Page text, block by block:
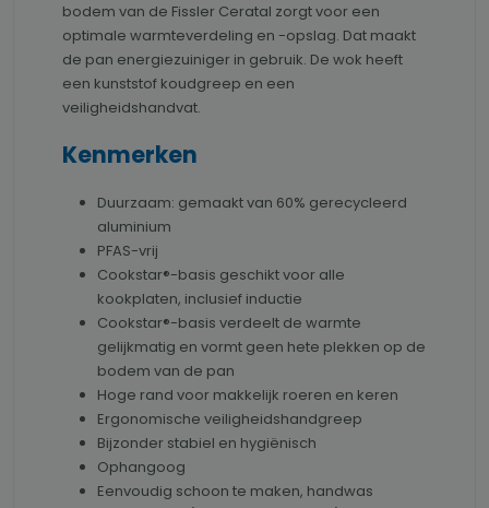
bodem van de Fissler Ceratal zorgt voor een
optimale warmteverdeling en -opslag. Dat maakt
de pan energiezuiniger in gebruik. De wok heeft
een kunststof koudgreep en een
veiligheidshandvat.
Kenmerken
Duurzaam: gemaakt van 60% gerecycleerd
aluminium
PFAS-vrij
Cookstar®-basis geschikt voor alle
kookplaten, inclusief inductie
Cookstar®-basis verdeelt de warmte
gelijkmatig en vormt geen hete plekken op de
bodem van de pan
Hoge rand voor makkelijk roeren en keren
Ergonomische veiligheidshandgreep
Bijzonder stabiel en hygiënisch
Ophangoog
Eenvoudig schoon te maken, handwas